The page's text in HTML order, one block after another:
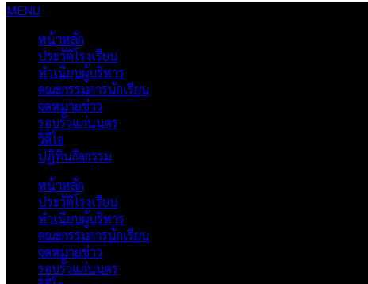
MENU
หน้าหลัก
ประวัติโรงเรียน
ทำเนียบผู้บริหาร
คณะกรรมการนักเรียน
จดหมายข่าว
รอบรั้วแก่นนคร
วิดีโอ
ปฏิทินกิจกรรม
หน้าหลัก
ประวัติโรงเรียน
ทำเนียบผู้บริหาร
คณะกรรมการนักเรียน
จดหมายข่าว
รอบรั้วแก่นนคร